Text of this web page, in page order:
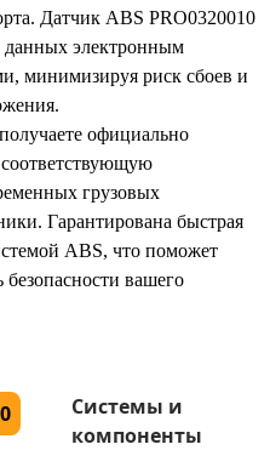
Датчик ABS PRO0320010
данных электронным
минимизируя риск сбоев и
официально
грузовых
Гарантирована быстрая
ABS, что поможет
вашего
Системы и
компоненты